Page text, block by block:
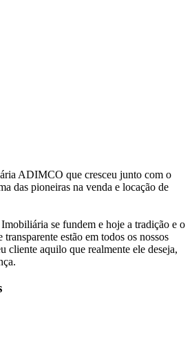
ADIMCO que cresceu junto com o
das pioneiras na venda e locação de
se fundem e hoje a tradição e o
estão em todos os nossos
cliente aquilo que realmente ele deseja,